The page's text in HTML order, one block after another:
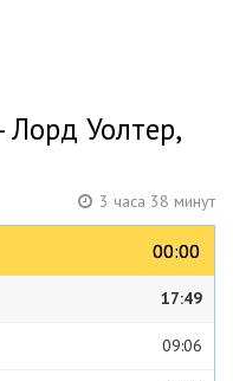
Лорд Уолтер,
3 часа 38 минут
00:00
00:00
17:49
09:06